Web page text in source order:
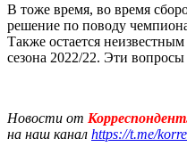
В тоже время, во время
решение по поводу
Также остается
сезона 2022/22. Эти
Новости от
на наш канал https://t.me/